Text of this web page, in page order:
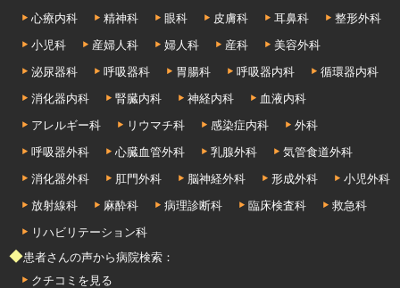
心療内科
精神科 眼科 皮膚科 耳鼻科
整形外科
小児科
産婦人科 婦人科 産科
美容外科
泌尿器科
呼吸器科 胃腸科 呼吸器内科
循環器内科
消化器内科
腎臓内科 神経内科
血液内科
アレルギー科
リウマチ科 感染症内科
外科
呼吸器外科
心臓血管外科 乳腺外科
気管食道外科
消化器外科
肛門外科 脳神経外科 形成外科
小児外科
放射線科
麻酔科 病理診断科 臨床検査科
救急科
リハビリテーション科
◆患者さんの声から病院検索：
クチコミを見る